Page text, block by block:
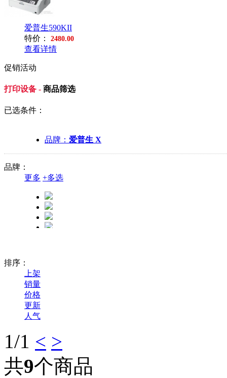
爱普生590KII
特价：
2480.00
查看详情
促销活动
打印设备 - 商品筛选
已选条件：
品牌： 爱普生 X
品牌：
更多 +多选
排序：
上架
销量
价格
更新
人气
1/1 < >
共9个商品